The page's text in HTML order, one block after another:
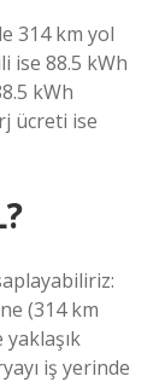
314 km yol
ise 88.5 kWh
kWh
ücreti ise
(314 km
iş yerinde